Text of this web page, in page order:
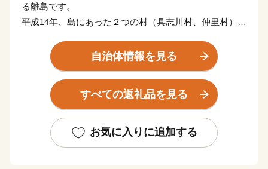
る離島です。
平成14年、島にあった２つの村（具志川村、仲里村）が
島の随所に優れた景勝地を擁するとともに、歴史的、文
化的遺産や風土的景観にも恵まれ、島全体が県の自然公
園に指定されています。
東洋一美しいと言われる砂洲「はての浜」は多くの観光
また、「紬」は久米島が発祥の地と言われ、国の重要無
自治体情報を見る
すべての返礼品を見る
お気に入りに追加する